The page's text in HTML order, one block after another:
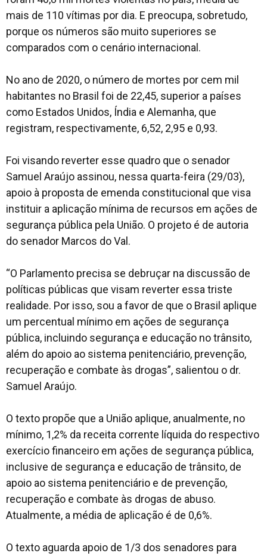
mais de 110 vítimas por dia. E preocupa, sobretudo,
porque os números são muito superiores se
comparados com o cenário internacional.
No ano de 2020, o número de mortes por cem mil
habitantes no Brasil foi de 22,45, superior a países
como Estados Unidos, Índia e Alemanha, que
registram, respectivamente, 6,52, 2,95 e 0,93.
Foi visando reverter esse quadro que o senador
Samuel Araújo assinou, nessa quarta-feira (29/03),
apoio à proposta de emenda constitucional que visa
instituir a aplicação mínima de recursos em ações de
segurança pública pela União. O projeto é de autoria
do senador Marcos do Val.
“O Parlamento precisa se debruçar na discussão de
políticas públicas que visam reverter essa triste
realidade. Por isso, sou a favor de que o Brasil aplique
um percentual mínimo em ações de segurança
pública, incluindo segurança e educação no trânsito,
além do apoio ao sistema penitenciário, prevenção,
recuperação e combate às drogas”, salientou o dr.
Samuel Araújo.
O texto propõe que a União aplique, anualmente, no
mínimo, 1,2% da receita corrente líquida do respectivo
exercício financeiro em ações de segurança pública,
inclusive de segurança e educação de trânsito, de
apoio ao sistema penitenciário e de prevenção,
recuperação e combate às drogas de abuso.
Atualmente, a média de aplicação é de 0,6%.
O texto aguarda apoio de 1/3 dos senadores para